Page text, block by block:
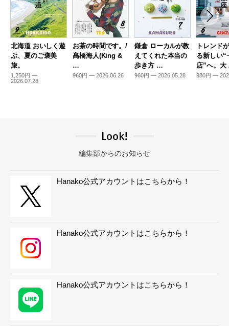
北海道 おいしく遊
ぶ、夏のご褒美
旅。
1,250円 —
2026.07.28
お茶の時間です。/
髙橋海人(King &
…
960円 — 2026.06.26
鎌倉 ローカルが教
えてくれた本当の
歩き方 …
960円 — 2026.05.28
トレンド
る新しい“
店”へ。
980円 —
Look!
編集部からのお知らせ
Hanako公式アカウントはこちらから！
Hanako公式アカウントはこちらから！
Hanako公式アカウントはこちらから！